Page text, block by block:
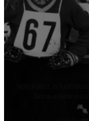
Norjalaiset ja
Salpausselän